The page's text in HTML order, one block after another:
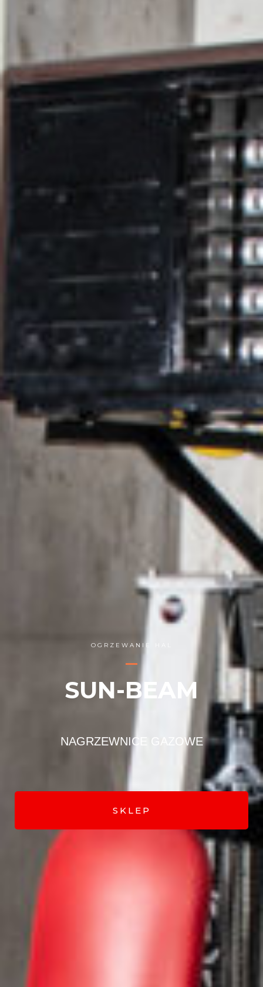
OGRZEWANIE HAL
SUN-BEAM
NAGRZEWNICE GAZOWE
SKLEP